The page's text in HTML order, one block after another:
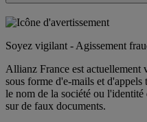
Soyez vigilant - Agissement
Allianz France est actuellement
sous forme d'e-mails et
le nom de la société ou l'identité
sur de faux documents.